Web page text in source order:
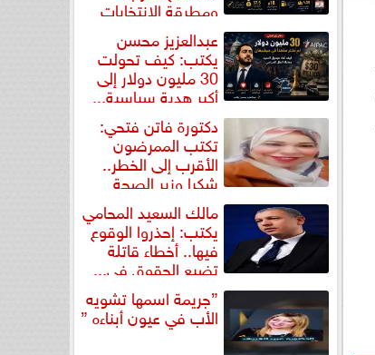
ومطرقة الانتخابات
عبدالعزيز محسن
يكتب: كيف تحولت
30 مليون دولار إلى
أكبر هدية سياسية...
دكتورة فاتن فتحي:
تكتب الممرضون
الأقرب إلى الخطر..
شكرا وزير الصحة
لتكريم... مالك السعيد المحامي
يكتب: إحذروا الوقوع
فيها.. أخطاء قاتلة
تضيع الحقوق في...
”جريمة اسمها تشويه
الأب في عيون أبناءه ”